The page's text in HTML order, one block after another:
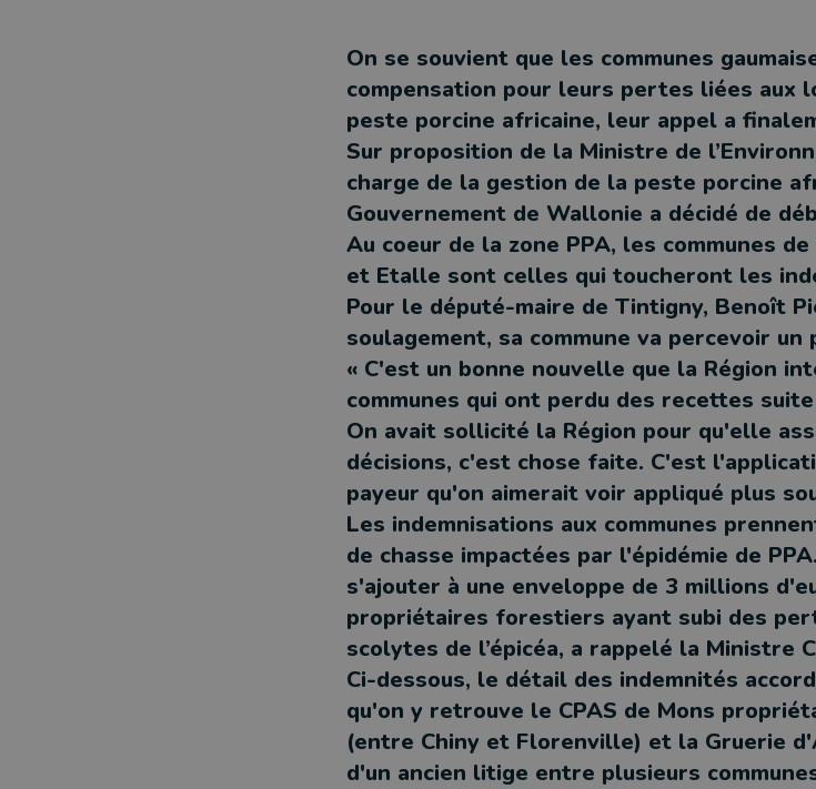
On se souvient que les communes
compensation pour leurs pertes liées aux
peste porcine africaine, leur appel a
Sur proposition de la Ministre de
charge de la gestion de la peste porcine
Gouvernement de Wallonie a décidé de
Au coeur de la zone PPA, les communes
et Etalle sont celles qui toucheront les
Pour le député-maire de Tintigny, Benoît
soulagement, sa commune va percevoir un
« C'est un bonne nouvelle que la Région
communes qui ont perdu des recettes
On avait sollicité la Région pour qu'elle
décisions, c'est chose faite. C'est
payeur qu'on aimerait voir appliqué plus
Les indemnisations aux communes
de chasse impactées par l'épidémie de
s'ajouter à une enveloppe de 3 millions
propriétaires forestiers ayant subi des
scolytes de l’épicéa, a rappelé la Ministre
Ci-dessous, le détail des indemnités
qu'on y retrouve le CPAS de Mons
(entre Chiny et Florenville) et la Gruerie
d'un ancien litige entre plusieurs